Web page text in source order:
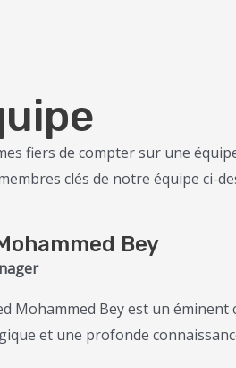
fiers de compter sur une
clés de notre équipe ci-
Bey
Mohammed Bey est un
et une profonde